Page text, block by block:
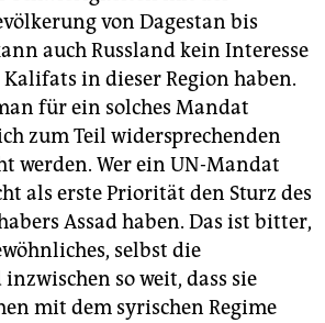
von Dagestan bis
auch Russland kein Interesse
in dieser Region haben.
für ein solches Mandat
zum Teil widersprechenden
werden. Wer ein UN-Mandat
als erste Priorität den Sturz des
Assad haben. Das ist bitter,
selbst die
so weit, dass sie
mit dem syrischen Regime